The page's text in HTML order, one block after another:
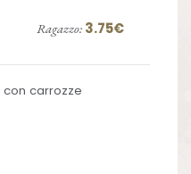
Ragazzo: 3.75€
con carrozze